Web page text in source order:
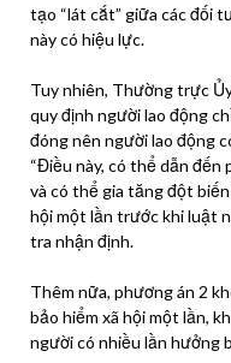
tạo “lát cắt” giữa các đối
này có hiệu lực.
Tuy nhiên, Thường trực
quy định người lao động
đóng nên người lao động
“Điều này, có thể dẫn
và có thể gia tăng đột
hộimột lần trước khi luật
tra nhận định.
Thêm nữa, phương án 2
bảo hiểm xã hộimột lần,
người có nhiều lần hưởng